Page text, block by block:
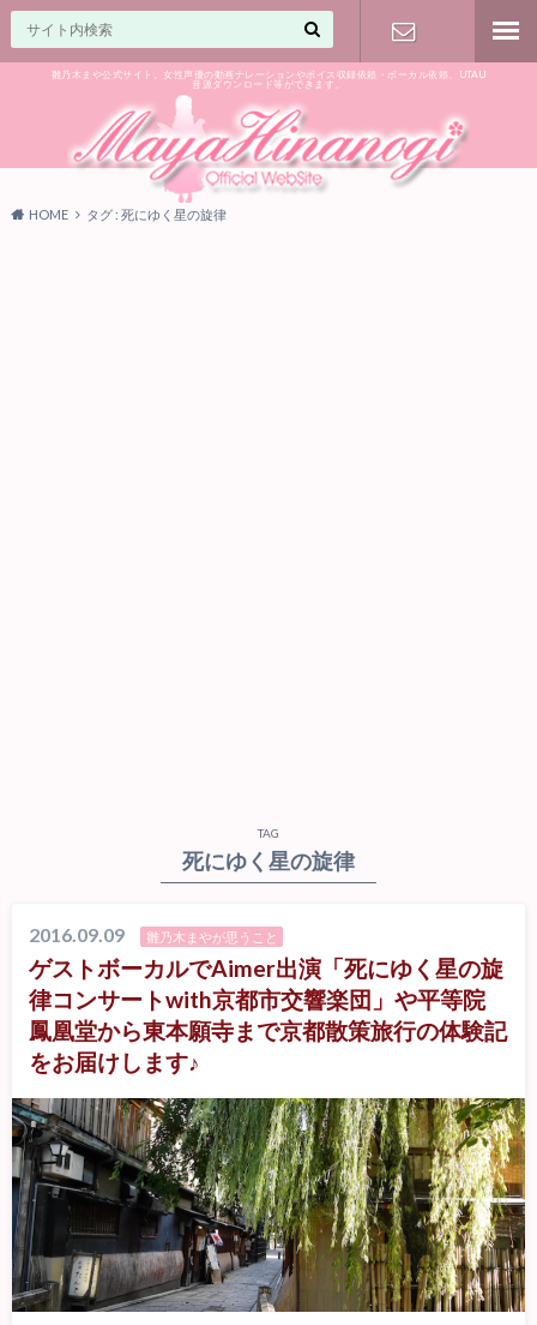
雛乃木まや公式サイト。女性声優の動画ナレーションやボイス収録依頼・ボーカル依頼、UTAU
音源ダウンロード等ができます。
気軽に♪
HOME タグ : 死にゆく星の旋律
TAG
死にゆく星の旋律
2016.09.09 雛乃木まやが思うこと
ゲストボーカルでAimer出演「死にゆく星の旋
律コンサートwith京都市交響楽団」や平等院
鳳凰堂から東本願寺まで京都散策旅行の体験記
をお届けします♪